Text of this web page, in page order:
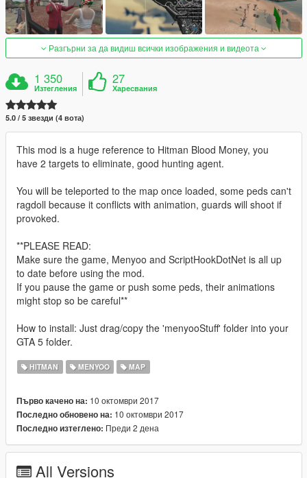
Разгърни за да видиш всички изображения и видеота
1 350
Изтегления
27
Харесвания
5.0 / 5 звезди (4 вота)
This mod is a huge reference to Hitman Blood Money, you
have 2 targets to eliminate, good hunting agent.
You will be teleported to the map once loaded, some peds can't
ragdoll because it conflicts with animation, guards will shoot if
provoked.
**PLEASE READ:
Make sure the game, Menyoo and ScriptHookDotNet is all up
to date before using the mod.
If you pause the game or push some peds, their animations
might stop so be careful**
How to install: Just drag/copy the 'menyooStuff' folder into your
GTA 5 folder.
HITMAN MENYOO MAP
Първо качено на: 10 октомври 2017
Последно обновено на: 10 октомври 2017
Последно изтеглено: Преди 2 дена
All Versions